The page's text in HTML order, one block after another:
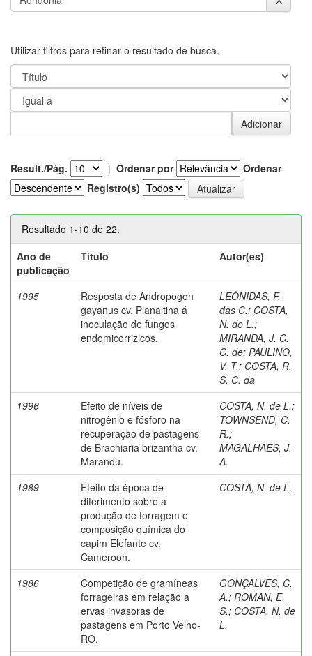
Utilizar filtros para refinar o resultado de busca.
Result./Pág. | Ordenar por
Ordenar
Registro(s)
Resultado 1-10 de 22.
Ano de
publicação
Título Autor(es)
1995
Resposta de Andropogon
gayanus cv. Planaltina á
inoculação de fungos
endomicorrizicos.
LEÔNIDAS, F.
das C.; COSTA,
N. de L.;
MIRANDA, J. C.
C. de; PAULINO,
V. T.; COSTA, R.
S. C. da
1996
Efeito de níveis de
nitrogênio e fósforo na
recuperação de pastagens
de Brachiaria brizantha cv.
Marandu.
COSTA, N. de L.;
TOWNSEND, C.
R.;
MAGALHAES, J.
A.
1989
Efeito da época de
diferimento sobre a
produção de forragem e
composição química do
capim Elefante cv.
Cameroon.
COSTA, N. de L.
1986
Competição de gramíneas
forrageiras em relação a
ervas invasoras de
pastagens em Porto Velho-
RO.
GONÇALVES, C.
A.; ROMAN, E.
S.; COSTA, N. de
L.